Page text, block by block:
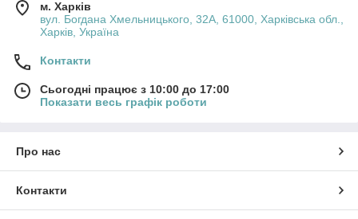
м. Харків
вул. Богдана Хмельницького, 32А, 61000, Харківська обл.,
Харків, Україна
Контакти
Сьогодні працює з 10:00 до 17:00
Показати весь графік роботи
Про нас
Контакти